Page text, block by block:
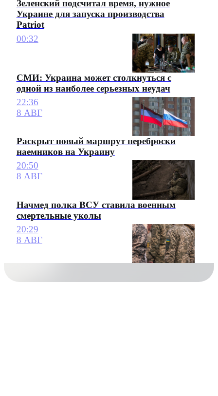
Зеленский подсчитал время, нужное
Украине для запуска производства
Patriot
00:32
СМИ: Украина может столкнуться с
одной из наиболее серьезных неудач
22:36
8 АВГ
Раскрыт новый маршрут переброски
наемников на Украину
20:50
8 АВГ
Начмед полка ВСУ ставила военным
смертельные уколы
20:29
8 АВГ